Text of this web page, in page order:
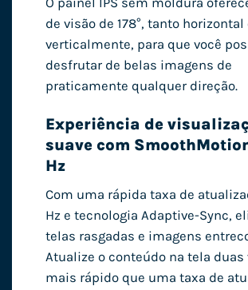
O painel IPS sem moldura
de visão de 178°, tanto
verticalmente, para que você
desfrutar de belas imagens de
praticamente qualquer direção.
Experiência de
suave com
Hz
Com uma rápida taxa de
Hz e tecnologia Adaptive-Sync,
telas rasgadas e imagens
Atualize o conteúdo na tela duas
mais rápido que uma taxa de